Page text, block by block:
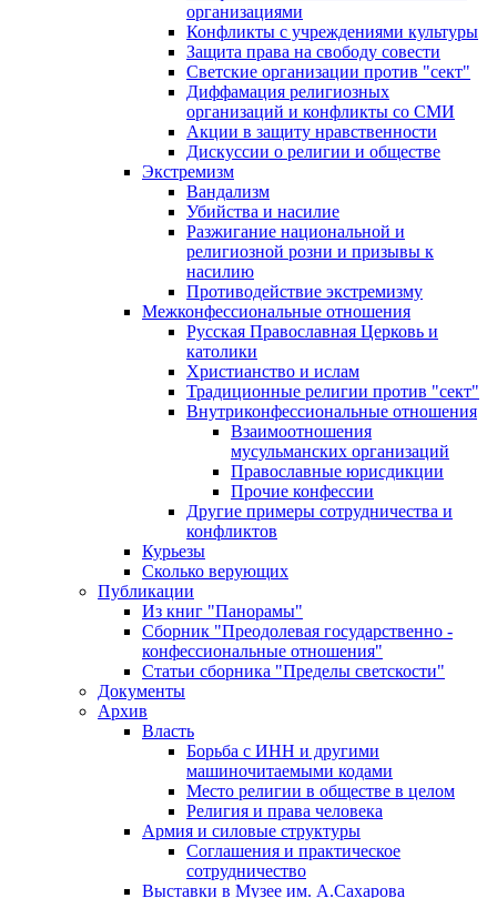
организациями
Конфликты с учреждениями культуры
Защита права на свободу совести
Светские организации против "сект"
Диффамация религиозных
организаций и конфликты со СМИ
Акции в защиту нравственности
Дискуссии о религии и обществе
Экстремизм
Вандализм
Убийства и насилие
Разжигание национальной и
религиозной розни и призывы к
насилию
Противодействие экстремизму
Межконфессиональные отношения
Русская Православная Церковь и
католики
Христианство и ислам
Традиционные религии против "сект"
Внутриконфессиональные отношения
Взаимоотношения
мусульманских организаций
Православные юрисдикции
Прочие конфессии
Другие примеры сотрудничества и
конфликтов
Курьезы
Сколько верующих
Публикации
Из книг "Панорамы"
Сборник "Преодолевая государственно -
конфессиональные отношения"
Статьи сборника "Пределы светскости"
Документы
Архив
Власть
Борьба с ИНН и другими
машиночитаемыми кодами
Место религии в обществе в целом
Религия и права человека
Армия и силовые структуры
Соглашения и практическое
сотрудничество
Выставки в Музее им. А.Сахарова